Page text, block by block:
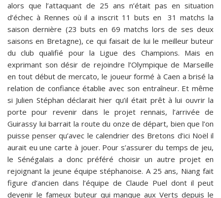
alors que l’attaquant de 25 ans n’était pas en situation
d’échec à Rennes où il a inscrit 11 buts en 31 matchs la
saison dernière (23 buts en 69 matchs lors de ses deux
saisons en Bretagne), ce qui faisait de lui le meilleur buteur
du club qualifié pour la Ligue des Champions. Mais en
exprimant son désir de rejoindre l’Olympique de Marseille
en tout début de mercato, le joueur formé à Caen a brisé la
relation de confiance établie avec son entraîneur. Et même
si Julien Stéphan déclarait hier qu’il était prêt à lui ouvrir la
porte pour revenir dans le projet rennais, l’arrivée de
Guirassy lui barrait la route du onze de départ, bien que l’on
puisse penser qu’avec le calendrier des Bretons d’ici Noël il
aurait eu une carte à jouer. Pour s’assurer du temps de jeu,
le Sénégalais a donc préféré choisir un autre projet en
rejoignant la jeune équipe stéphanoise. A 25 ans, Niang fait
figure d’ancien dans l’équipe de Claude Puel dont il peut
devenir le fameux buteur qui manque aux Verts depuis le